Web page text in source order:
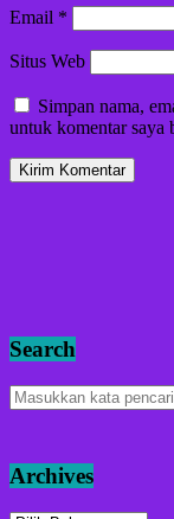
Email *
Situs Web
Simpan nama,
untuk komentar saya
Search
Archives